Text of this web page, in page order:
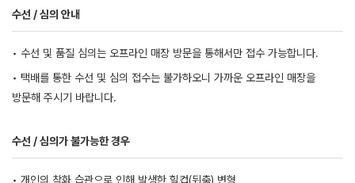
수선 / 심의 안내
• 수선 및 품질 심의는 오프라인 매장 방문을 통해서만 접수 가능합니다.
• 택배를 통한 수선 및 심의 접수는 불가하오니 가까운 오프라인 매장을
방문해 주시기 바랍니다.
수선 / 심의가 불가능한 경우
• 개인의 착화 습관으로 인해 발생한 힐컵(뒤축) 변형